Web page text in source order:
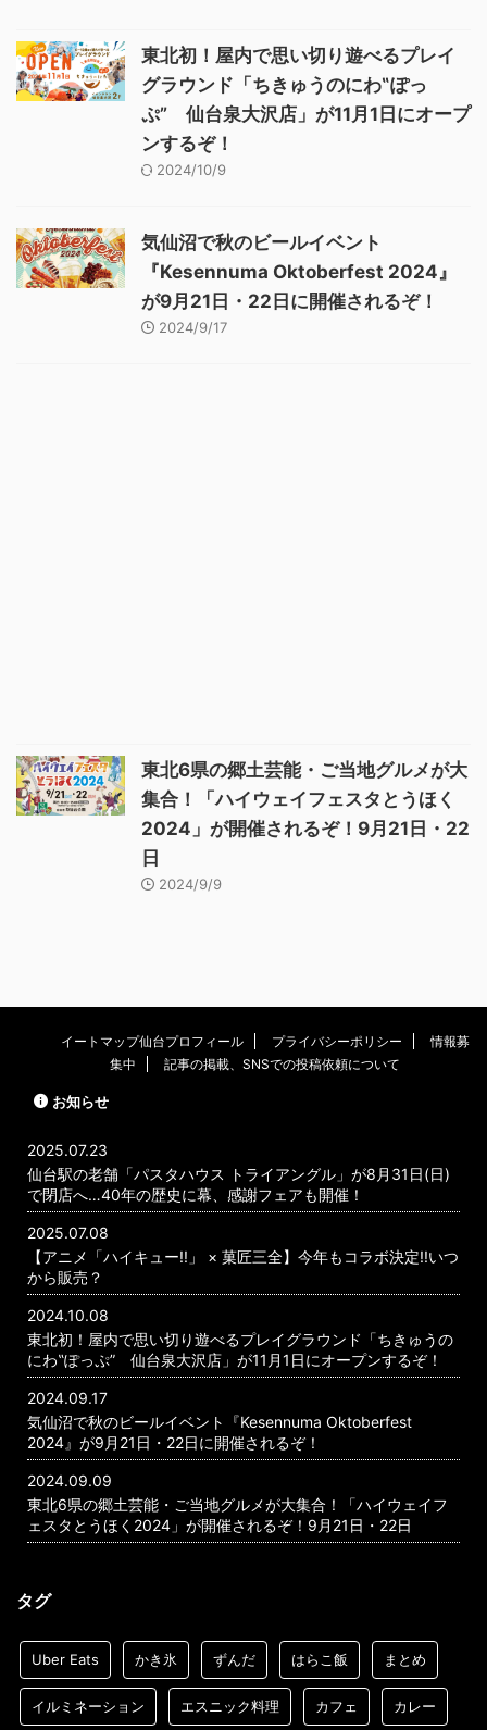
東北初！屋内で思い切り遊べるプレイ
グラウンド「ちきゅうのにわ‟ぽっ
ぷ” 仙台泉大沢店」が11月1日にオープ
ンするぞ！
2024/10/9
気仙沼で秋のビールイベント
『Kesennuma Oktoberfest 2024』
が9月21日・22日に開催されるぞ！
2024/9/17
東北6県の郷土芸能・ご当地グルメが大
集合！「ハイウェイフェスタとうほく
2024」が開催されるぞ！9月21日・22
日
2024/9/9
イートマップ仙台プロフィール プライバシーポリシー
情報募
集中
記事の掲載、SNSでの投稿依頼について
お知らせ
2025.07.23
仙台駅の老舗「パスタハウス トライアングル」が8月31日(日)
で閉店へ…40年の歴史に幕、感謝フェアも開催！
2025.07.08
【アニメ「ハイキュー!!」 × 菓匠三全】今年もコラボ決定!!いつ
から販売？
2024.10.08
東北初！屋内で思い切り遊べるプレイグラウンド「ちきゅうの
にわ‟ぽっぷ” 仙台泉大沢店」が11月1日にオープンするぞ！
2024.09.17
気仙沼で秋のビールイベント『Kesennuma Oktoberfest
2024』が9月21日・22日に開催されるぞ！
2024.09.09
東北6県の郷土芸能・ご当地グルメが大集合！「ハイウェイフ
ェスタとうほく2024」が開催されるぞ！9月21日・22日
タグ
Uber Eats かき氷 ずんだ はらこ飯 まとめ
イルミネーション エスニック料理 カフェ カレー